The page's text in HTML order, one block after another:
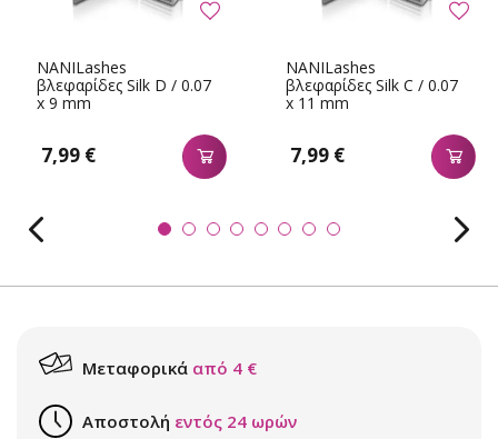
NANILashes
βλεφαρίδες Silk D / 0.07
x 9 mm
7,99 €
NANILashes
βλεφαρίδες Silk C / 0.07
x 11 mm
7,99 €
Μεταφορικά από 4 €
Αποστολή εντός 24 ωρών